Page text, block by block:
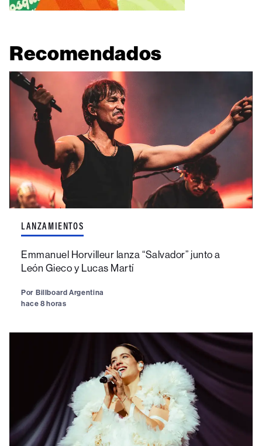
Recomendados
LANZAMIENTOS
Emmanuel Horvilleur lanza “Salvador” junto a
León Gieco y Lucas Martí
Por Billboard Argentina
hace 8 horas